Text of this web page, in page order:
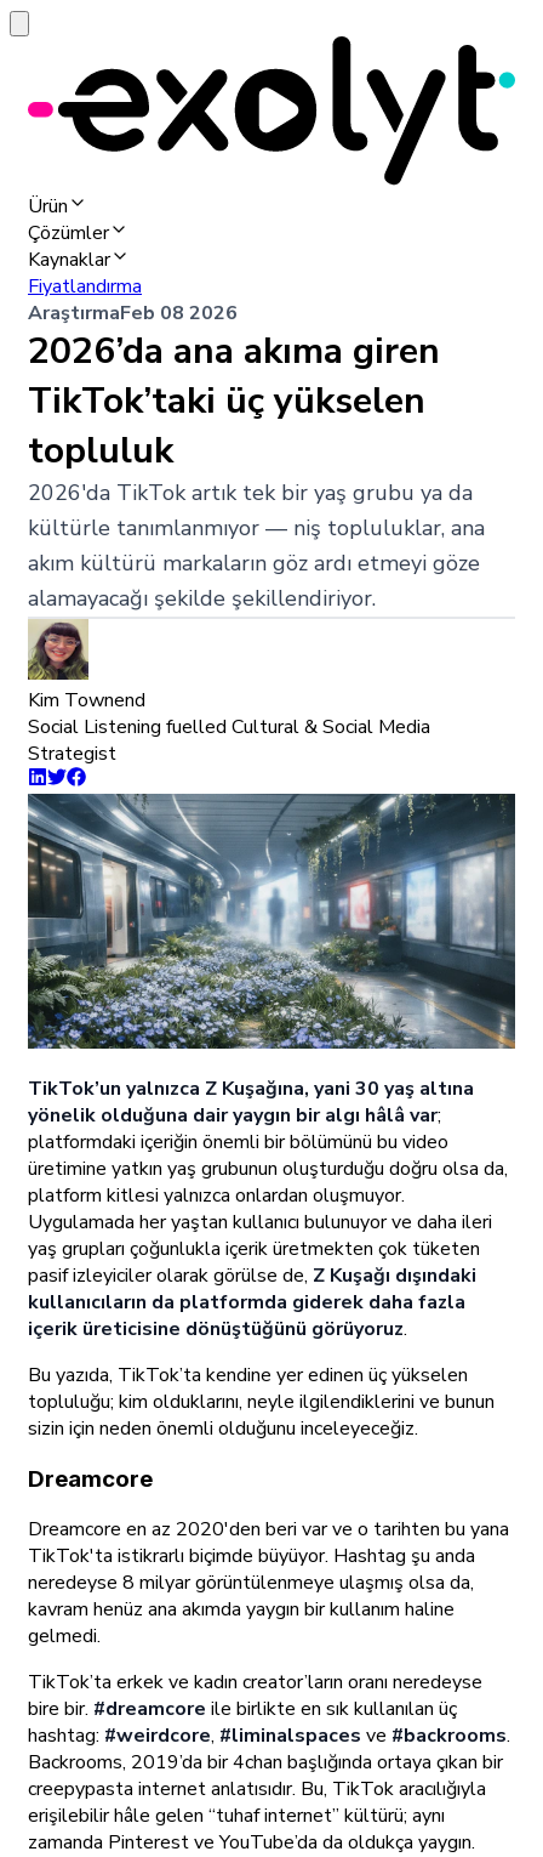
Ürün
Çözümler
Kaynaklar
Fiyatlandırma
AraştırmaFeb 08 2026
2026’da ana akıma giren
TikTok’taki üç yükselen
topluluk
2026'da TikTok artık tek bir yaş grubu ya da
kültürle tanımlanmıyor — niş topluluklar, ana
akım kültürü markaların göz ardı etmeyi göze
alamayacağı şekilde şekillendiriyor.
Kim Townend
Social Listening fuelled Cultural & Social Media
Strategist
TikTok’un yalnızca Z Kuşağına, yani 30 yaş altına
yönelik olduğuna dair yaygın bir algı hâlâ var;
platformdaki içeriğin önemli bir bölümünü bu video
üretimine yatkın yaş grubunun oluşturduğu doğru olsa da,
platform kitlesi yalnızca onlardan oluşmuyor.
Uygulamada her yaştan kullanıcı bulunuyor ve daha ileri
yaş grupları çoğunlukla içerik üretmekten çok tüketen
pasif izleyiciler olarak görülse de, Z Kuşağı dışındaki
kullanıcıların da platformda giderek daha fazla
içerik üreticisine dönüştüğünü görüyoruz.
Bu yazıda, TikTok’ta kendine yer edinen üç yükselen
topluluğu; kim olduklarını, neyle ilgilendiklerini ve bunun
sizin için neden önemli olduğunu inceleyeceğiz.
Dreamcore
Dreamcore en az 2020'den beri var ve o tarihten bu yana
TikTok'ta istikrarlı biçimde büyüyor. Hashtag şu anda
neredeyse 8 milyar görüntülenmeye ulaşmış olsa da,
kavram henüz ana akımda yaygın bir kullanım haline
gelmedi.
TikTok’ta erkek ve kadın creator’ların oranı neredeyse
bire bir. #dreamcore ile birlikte en sık kullanılan üç
hashtag: #weirdcore, #liminalspaces ve #backrooms.
Backrooms, 2019’da bir 4chan başlığında ortaya çıkan bir
creepypasta internet anlatısıdır. Bu, TikTok aracılığıyla
erişilebilir hâle gelen “tuhaf internet” kültürü; aynı
zamanda Pinterest ve YouTube’da da oldukça yaygın.